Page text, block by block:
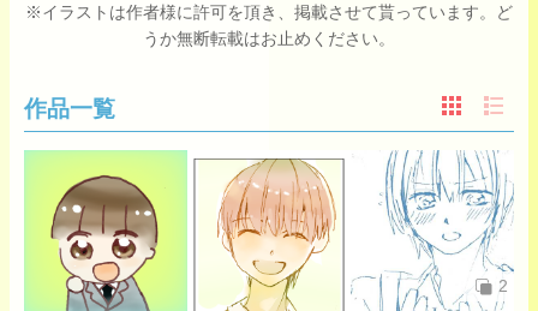
※イラストは作者様に許可を頂き、掲載させて貰っています。ど
うか無断転載はお止めください。
作品一覧
2